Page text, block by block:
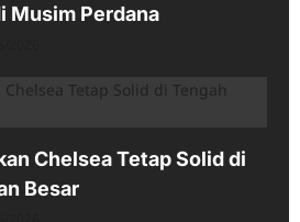
Musim Perdana
Chelsea Tetap Solid di
Besar